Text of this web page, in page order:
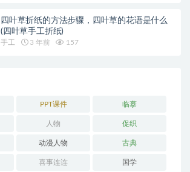
四叶草折纸的方法步骤，四叶草的花语是什么
(四叶草手工折纸)
手工 3 年前 157
PPT课件 临摹
人物 促织
动漫人物 古典
喜事连连 国学